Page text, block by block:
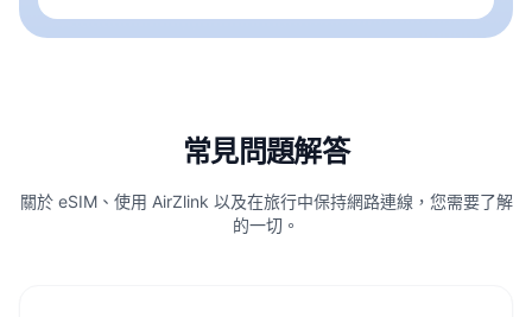
常見問題解答
關於 eSIM、使用 AirZlink 以及在旅行中保持網路連線，您需要了解
的一切。